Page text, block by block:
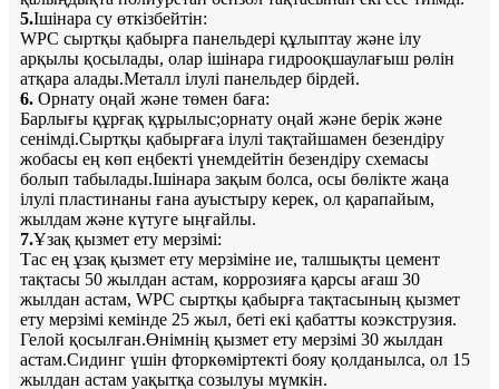
5.Ішінара су өткізбейтін:
WPC сыртқы қабырға панельдері құлыптау және ілу
арқылы қосылады, олар ішінара гидрооқшаулағыш рөлін
атқара алады.Металл ілулі панельдер бірдей.
6. Орнату оңай және төмен баға:
Барлығы құрғақ құрылыс;орнату оңай және берік және
сенімді.Сыртқы қабырғаға ілулі тақтайшамен безендіру
жобасы ең көп еңбекті үнемдейтін безендіру схемасы
болып табылады.Ішінара зақым болса, осы бөлікте жаңа
ілулі пластинаны ғана ауыстыру керек, ол қарапайым,
жылдам және күтуге ыңғайлы.
7.Ұзақ қызмет ету мерзімі:
Тас ең ұзақ қызмет ету мерзіміне ие, талшықты цемент
тақтасы 50 жылдан астам, коррозияға қарсы ағаш 30
жылдан астам, WPC сыртқы қабырға тақтасының қызмет
ету мерзімі кемінде 25 жыл, беті екі қабатты коэкструзия.
Гелой қосылған.Өнімнің қызмет ету мерзімі 30 жылдан
астам.Сидинг үшін фторкөміртекті бояу қолданылса, ол 15
жылдан астам уақытқа созылуы мүмкін.